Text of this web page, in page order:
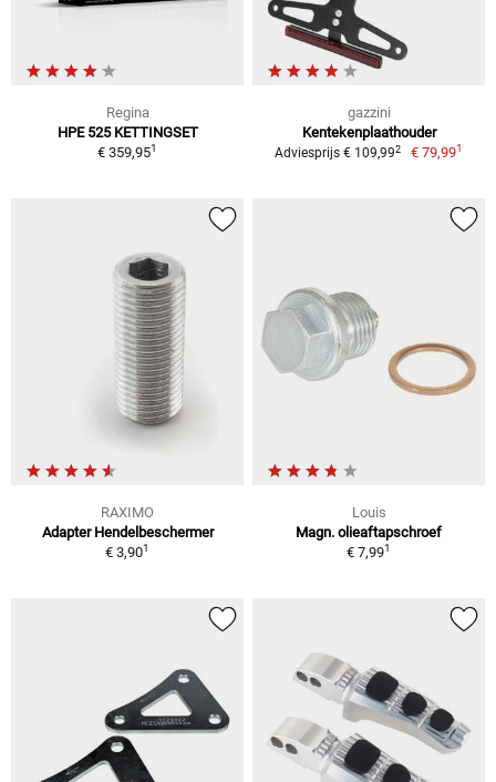
Regina
HPE 525 KETTINGSET
€ 359,951
gazzini
Kentekenplaathouder
Adviesprijs € 109,992 € 79,991
RAXIMO
Adapter Hendelbeschermer
€ 3,901
Louis
Magn. olieaftapschroef
€ 7,991